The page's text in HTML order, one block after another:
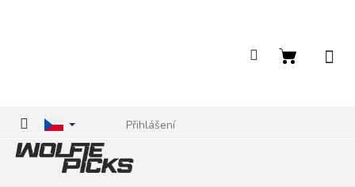
Přihlášení
Nákupní